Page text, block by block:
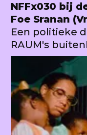
NFFx030 bij
Foe Sranan
Een politieke
RAUM's